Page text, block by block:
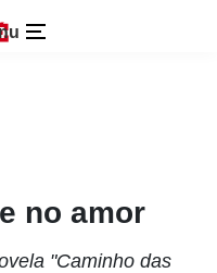
no amor
"Caminho das